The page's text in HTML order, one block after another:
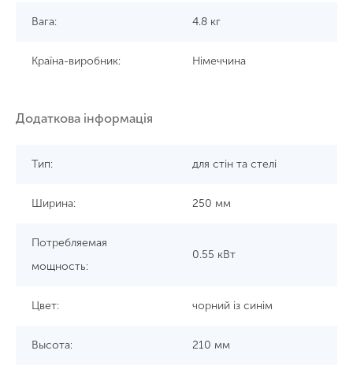
Вага: 4.8 кг
Країна-виробник: Німеччина
Додаткова інформація
Тип: для стін та стелі
Ширина: 250 мм
Потребляемая
мощность:
0.55 кВт
Цвет: чорний із синім
Высота: 210 мм